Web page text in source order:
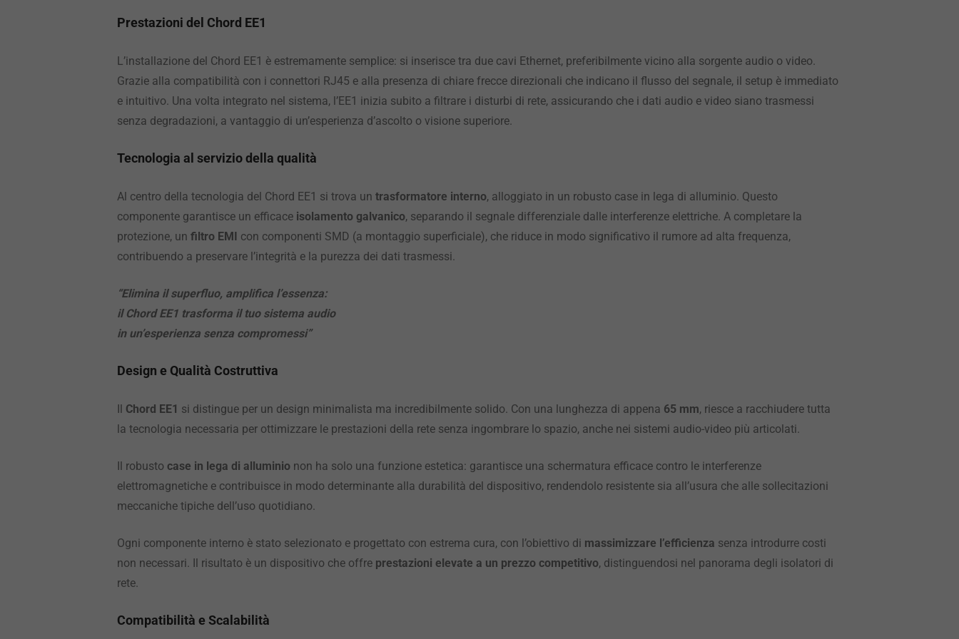
Prestazioni del Chord EE1
L’installazione del Chord EE1 è estremamente semplice: si inserisce tra due cavi Ethernet, preferibilmente vicino alla sorgente audio o video.
Grazie alla compatibilità con i connettori RJ45 e alla presenza di chiare frecce direzionali che indicano il flusso del segnale, il setup è immediato
e intuitivo. Una volta integrato nel sistema, l’EE1 inizia subito a filtrare i disturbi di rete, assicurando che i dati audio e video siano trasmessi
senza degradazioni, a vantaggio di un’esperienza d’ascolto o visione superiore.
Tecnologia al servizio della qualità
Al centro della tecnologia del Chord EE1 si trova un trasformatore interno, alloggiato in un robusto case in lega di alluminio. Questo
componente garantisce un efficace isolamento galvanico, separando il segnale differenziale dalle interferenze elettriche. A completare la
protezione, un filtro EMI con componenti SMD (a montaggio superficiale), che riduce in modo significativo il rumore ad alta frequenza,
contribuendo a preservare l’integrità e la purezza dei dati trasmessi.
“Elimina il superfluo, amplifica l’essenza:
il Chord EE1 trasforma il tuo sistema audio
in un’esperienza senza compromessi”
Design e Qualità Costruttiva
Il Chord EE1 si distingue per un design minimalista ma incredibilmente solido. Con una lunghezza di appena 65 mm, riesce a racchiudere tutta
la tecnologia necessaria per ottimizzare le prestazioni della rete senza ingombrare lo spazio, anche nei sistemi audio-video più articolati.
Il robusto case in lega di alluminio non ha solo una funzione estetica: garantisce una schermatura efficace contro le interferenze
elettromagnetiche e contribuisce in modo determinante alla durabilità del dispositivo, rendendolo resistente sia all’usura che alle sollecitazioni
meccaniche tipiche dell’uso quotidiano.
Ogni componente interno è stato selezionato e progettato con estrema cura, con l’obiettivo di massimizzare l’efficienza senza introdurre costi
non necessari. Il risultato è un dispositivo che offre prestazioni elevate a un prezzo competitivo, distinguendosi nel panorama degli isolatori di
rete.
Compatibilità e Scalabilità